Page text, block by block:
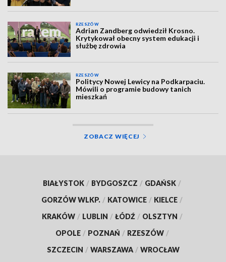
RZESZÓW
Adrian Zandberg odwiedził Krosno.
Krytykował obecny system edukacji i
służbę zdrowia
RZESZÓW
Politycy Nowej Lewicy na Podkarpaciu.
Mówili o programie budowy tanich
mieszkań
ZOBACZ WIĘCEJ
BIAŁYSTOK / BYDGOSZCZ / GDAŃSK /
GORZÓW WLKP. / KATOWICE / KIELCE /
KRAKÓW / LUBLIN / ŁÓDŹ / OLSZTYN /
OPOLE / POZNAŃ / RZESZÓW /
SZCZECIN / WARSZAWA / WROCŁAW